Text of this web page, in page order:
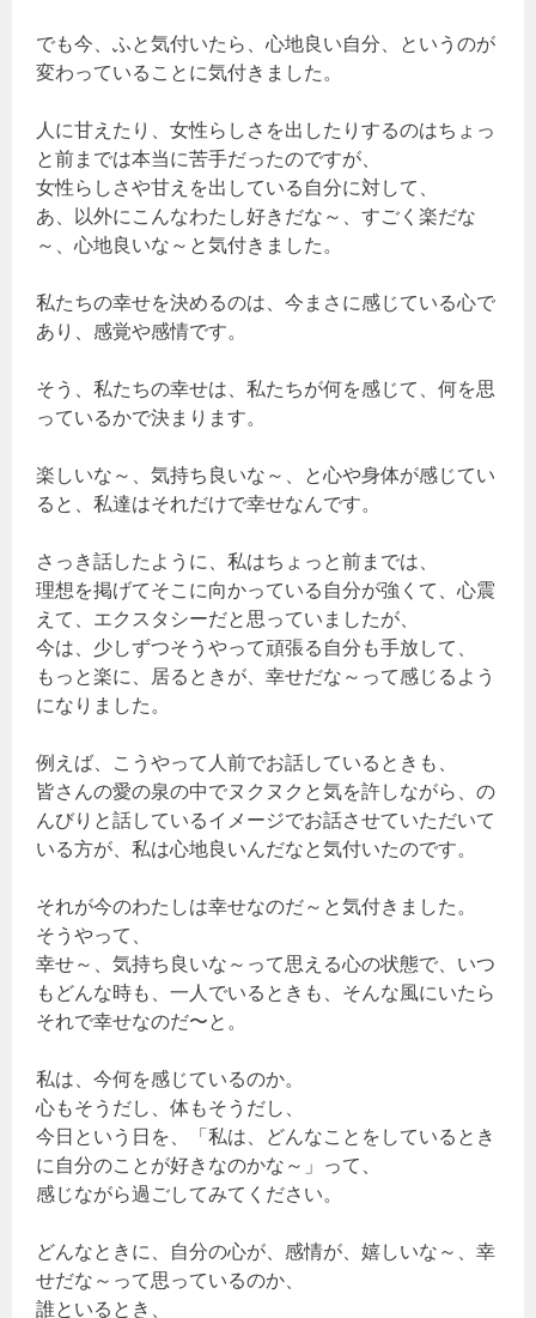
でも今、ふと気付いたら、心地良い自分、というのが
変わっていることに気付きました。
人に甘えたり、女性らしさを出したりするのはちょっ
と前までは本当に苦手だったのですが、
女性らしさや甘えを出している自分に対して、
あ、以外にこんなわたし好きだな～、すごく楽だな
～、心地良いな～と気付きました。
私たちの幸せを決めるのは、今まさに感じている心で
あり、感覚や感情です。
そう、私たちの幸せは、私たちが何を感じて、何を思
っているかで決まります。
楽しいな～、気持ち良いな～、と心や身体が感じてい
ると、私達はそれだけで幸せなんです。
さっき話したように、私はちょっと前までは、
理想を掲げてそこに向かっている自分が強くて、心震
えて、エクスタシーだと思っていましたが、
今は、少しずつそうやって頑張る自分も手放して、
もっと楽に、居るときが、幸せだな～って感じるよう
になりました。
例えば、こうやって人前でお話しているときも、
皆さんの愛の泉の中でヌクヌクと気を許しながら、の
んびりと話しているイメージでお話させていただいて
いる方が、私は心地良いんだなと気付いたのです。
それが今のわたしは幸せなのだ～と気付きました。
そうやって、
幸せ～、気持ち良いな～って思える心の状態で、いつ
もどんな時も、一人でいるときも、そんな風にいたら
それで幸せなのだ〜と。
私は、今何を感じているのか。
心もそうだし、体もそうだし、
今日という日を、「私は、どんなことをしているとき
に自分のことが好きなのかな～」って、
感じながら過ごしてみてください。
どんなときに、自分の心が、感情が、嬉しいな～、幸
せだな～って思っているのか、
誰といるとき、